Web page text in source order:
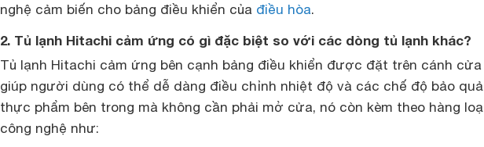
nghệ cảm biến cho bảng điều khiển của điều hòa.
2. Tủ lạnh Hitachi cảm ứng có gì đặc biệt so với các dòng tủ lạnh khác?
Tủ lạnh Hitachi cảm ứng bên cạnh bảng điều khiển được đặt trên cánh cửa
giúp người dùng có thể dễ dàng điều chỉnh nhiệt độ và các chế độ bảo
thực phẩm bên trong mà không cần phải mở cửa, nó còn kèm theo hàng
công nghệ như: